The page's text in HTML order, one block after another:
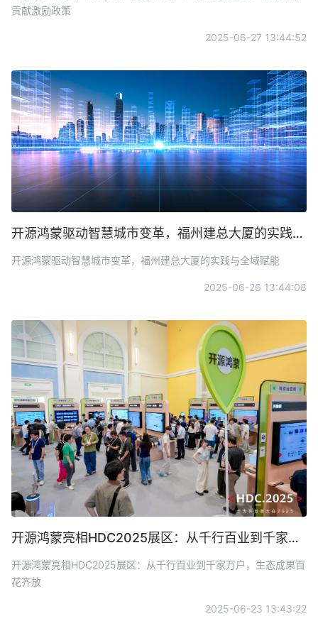
贡献激励政策
2025-06-27 13:44:52
开源鸿蒙驱动智慧城市变革，福州建总大厦的实践与全域赋能
开源鸿蒙驱动智慧城市变革，福州建总大厦的实践与全域赋能
2025-06-26 13:44:08
开源鸿蒙亮相HDC2025展区：从千行百业到千家万户，生态成果百花齐放
开源鸿蒙亮相HDC2025展区：从千行百业到千家万户，生态成果百
花齐放
2025-06-23 13:43:22